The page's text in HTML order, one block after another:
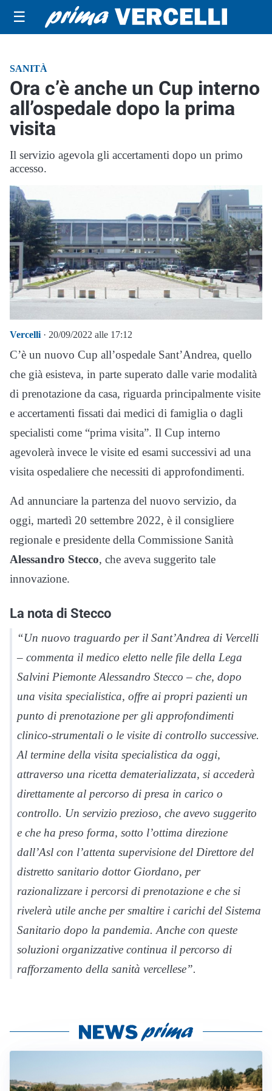
☰
SANITÀ
Ora c’è anche un Cup interno
all’ospedale dopo la prima
visita
Il servizio agevola gli accertamenti dopo un primo
accesso.
Vercelli · 20/09/2022 alle 17:12
C’è un nuovo Cup all’ospedale Sant’Andrea, quello
che già esisteva, in parte superato dalle varie modalità
di prenotazione da casa, riguarda principalmente visite
e accertamenti fissati dai medici di famiglia o dagli
specialisti come “prima visita”. Il Cup interno
agevolerà invece le visite ed esami successivi ad una
visita ospedaliere che necessiti di approfondimenti.
Ad annunciare la partenza del nuovo servizio, da
oggi, martedì 20 settembre 2022, è il consigliere
regionale e presidente della Commissione Sanità
Alessandro Stecco, che aveva suggerito tale
innovazione.
La nota di Stecco
“Un nuovo traguardo per il Sant’Andrea di Vercelli
– commenta il medico eletto nelle file della Lega
Salvini Piemonte Alessandro Stecco – che, dopo
una visita specialistica, offre ai propri pazienti un
punto di prenotazione per gli approfondimenti
clinico-strumentali o le visite di controllo successive.
Al termine della visita specialistica da oggi,
attraverso una ricetta dematerializzata, si accederà
direttamente al percorso di presa in carico o
controllo. Un servizio prezioso, che avevo suggerito
e che ha preso forma, sotto l’ottima direzione
dall’Asl con l’attenta supervisione del Direttore del
distretto sanitario dottor Giordano, per
razionalizzare i percorsi di prenotazione e che si
rivelerà utile anche per smaltire i carichi del Sistema
Sanitario dopo la pandemia. Anche con queste
soluzioni organizzative continua il percorso di
rafforzamento della sanità vercellese”.